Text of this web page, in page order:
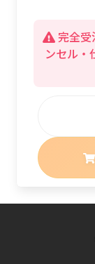
完全受
ンセル・